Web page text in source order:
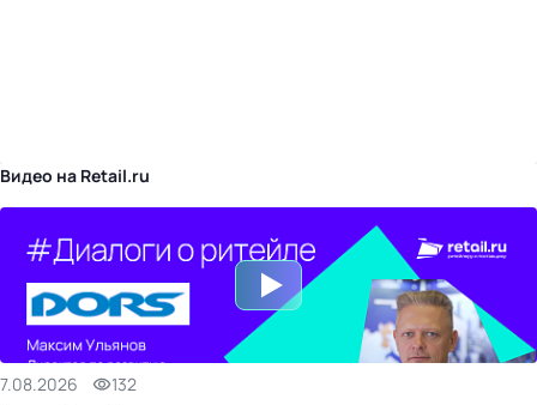
Видео на Retail.ru
7.08.2026 132